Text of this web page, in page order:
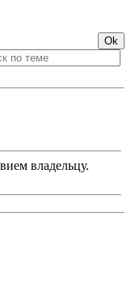
владельцу.